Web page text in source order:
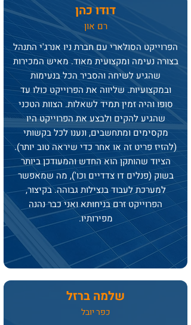
דודו כהן
רם און
הפרוייקט הסולארי עם חברת ניו אנרג'י התנהל
בצורה נעימה ומקצועית מאוד. מאיש המכירות
שהגיע לשיחה והסביר הכל בנעימות
ובמקצועיות. שליווה את הפרוייקט כולו עד
סופו והיה זמין תמיד לשאלות. הצוות הטכני
שהגיע להקים ולבצע את הפרוייקט היו
מקסימים ומתחשבים, ונענו לכל בקשותי
(להזיז פריט זה או אחר כדי שיראה טוב יותר).
הציוד שהותקן הוא החדש והמעודכן ביותר
בשוק (פנלים דו צדדיים וכו'), מה שמאפשר
למערכת לעבוד בנצילות גבוהה. בקיצור,
הפרוייקט זרם בניחותא ואני כבר נהנה
מפירותיו.
שלמה ברזל
כפר יובל